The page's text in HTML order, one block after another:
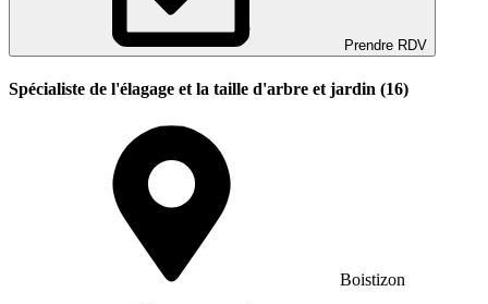
Prendre RDV
Spécialiste de l'élagage et la taille d'arbre et jardin (16)
Boistizon